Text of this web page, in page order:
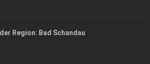
Region: Bad Schandau